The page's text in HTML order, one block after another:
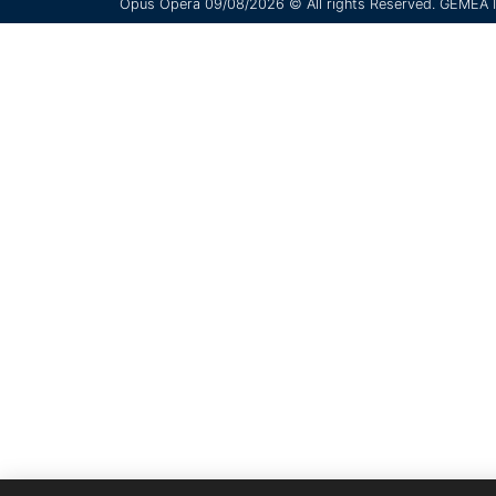
Opus Opera 09/08/2026 © All rights Reserved. GEMEA